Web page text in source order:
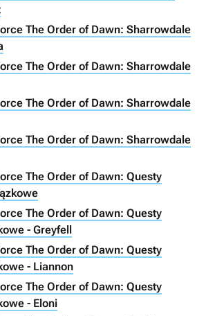
The Order of Dawn: Sharrowdale
The Order of Dawn: Sharrowdale
The Order of Dawn: Sharrowdale
The Order of Dawn: Sharrowdale
The Order of Dawn: Questy
The Order of Dawn: Questy
- Greyfell
The Order of Dawn: Questy
- Liannon
The Order of Dawn: Questy
- Eloni